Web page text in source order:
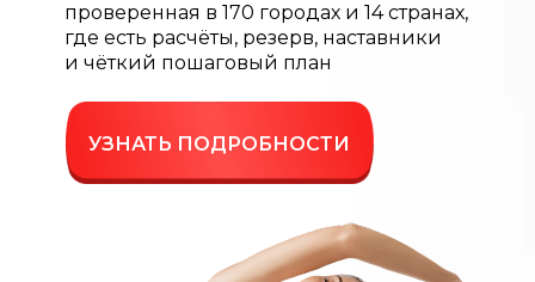
проверенная в 170 городах и 14 странах,
где есть расчёты, резерв, наставники
и чёткий пошаговый план
УЗНАТЬ ПОДРОБНОСТИ